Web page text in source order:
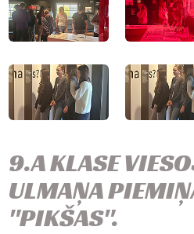
9.A KLASE
ULMAŅA
"PIKŠAS".